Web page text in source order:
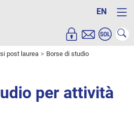
EN
post laurea Borse di studio
per attività